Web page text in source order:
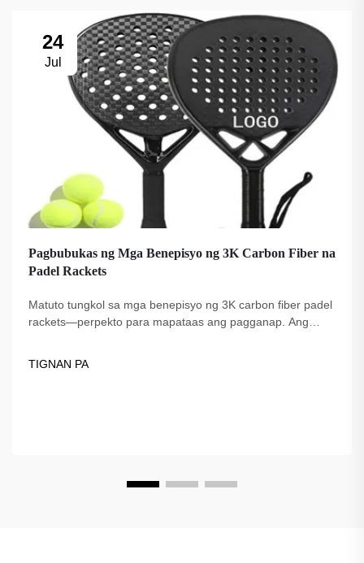
24
Jul
Pagbubukas ng Mga Benepisyo ng 3K Carbon Fiber na
Padel Rackets
Matuto tungkol sa mga benepisyo ng 3K carbon fiber padel
rackets—perpekto para mapataas ang pagganap. Ang
TIGNAN PA